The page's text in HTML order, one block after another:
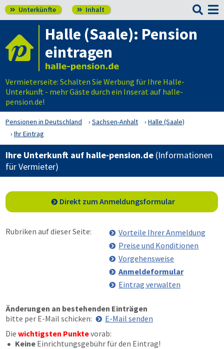
 Unterkünfte  Inhalt 
Halle (Saale): Pension
eintragen
Vermieterseite: Schalten Sie Werbung für Ihre Halle-
Unterkunft - mehr Gäste durch ein Inserat auf halle-
pension.de!
Pensionen in Deutschland Sachsen-Anhalt
Halle (Saale)
Ihr Eintrag
Ihre Unterkunft auf halle-pension.de (Informationen
für Vermieter)
Direkt zum Anmeldungsformular
Rubriken auf dieser Seite:
Vorteile Ihrer Anmeldung
Preise und Konditionen
Vorgehensweise
Anmeldeformular
Eintrag verwalten
Die wichtigsten Punktevorab:
Keine Einrichtungsgebühr für den Eintrag!
Änderungen an bestehenden Einträgen
bitte per E-Mail schicken:
E-Mail senden